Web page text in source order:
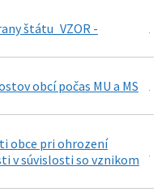
štátu_VZOR -
obcí počas MU a MS
obce pri ohrození
v súvislosti so vznikom